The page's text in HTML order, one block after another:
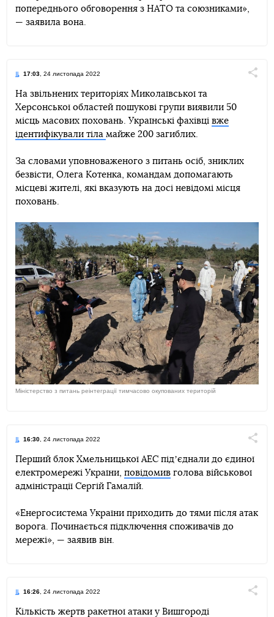
попереднього обговорення з НАТО та союзниками»,
— заявила вона.
17:03 , 24 листопада 2022
TelegramFacebookTwitter
На звільнених територіях Миколаївської та
Херсонської областей пошукові групи виявили 50
місць масових поховань. Українські фахівці вже
ідентифікували тіла майже 200 загиблих.
За словами уповноваженого з питань осіб, зниклих
безвісти, Олега Котенка, командам допомагають
місцеві жителі, які вказують на досі невідомі місця
поховань.
Міністерство з питань реінтеграції тимчасово окупованих територій
16:30 , 24 листопада 2022
TelegramFacebookTwitter
Перший блок Хмельницької АЕС підʼєднали до єдиної
електромережі України, повідомив голова військової
адміністрації Сергій Гамалій.
«Енергосистема України приходить до тями після атак
ворога. Починається підключення споживачів до
мережі», — заявив він.
16:26 , 24 листопада 2022
Кількість жертв ракетної атаки у Вишгороді